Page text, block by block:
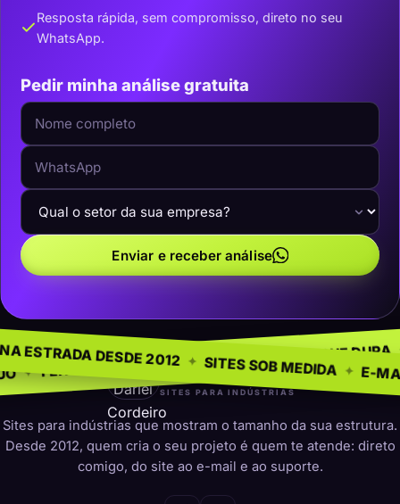
Resposta rápida, sem compromisso, direto no seu
WhatsApp.
Pedir minha análise gratuita
Enviar e receber análise
INDÚSTRIAS ✦ PRESENÇA QUE DURA SEM
✦ NA ESTRADA DESDE 2012 ✦ SITES SOB
darleicordeiro
SITES PARA INDÚSTRIAS
Sites para indústrias que mostram o tamanho da sua estrutura.
Desde 2012, quem cria o seu projeto é quem te atende: direto
comigo, do site ao e-mail e ao suporte.